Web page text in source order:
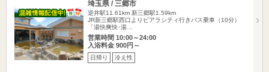
埼玉県 / 三郷市
逆井駅11.61km 新三郷駅1.59km
JR新三郷駅西口よりピアラシティ行きバス乗車（10分）
「湯快爽快･湯…
営業時間 10:00～24:00
入浴料金 900円～
日帰り 冷え性